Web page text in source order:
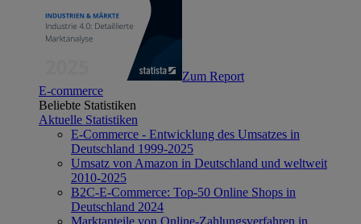
Zum Report
E-commerce
Beliebte Statistiken
Aktuelle Statistiken
E-Commerce - Entwicklung des Umsatzes in
Deutschland 1999-2025
Umsatz von Amazon in Deutschland und weltweit
2010-2025
B2C-E-Commerce: Top-50 Online Shops in
Deutschland 2024
Marktanteile von Online-Zahlungsverfahren in